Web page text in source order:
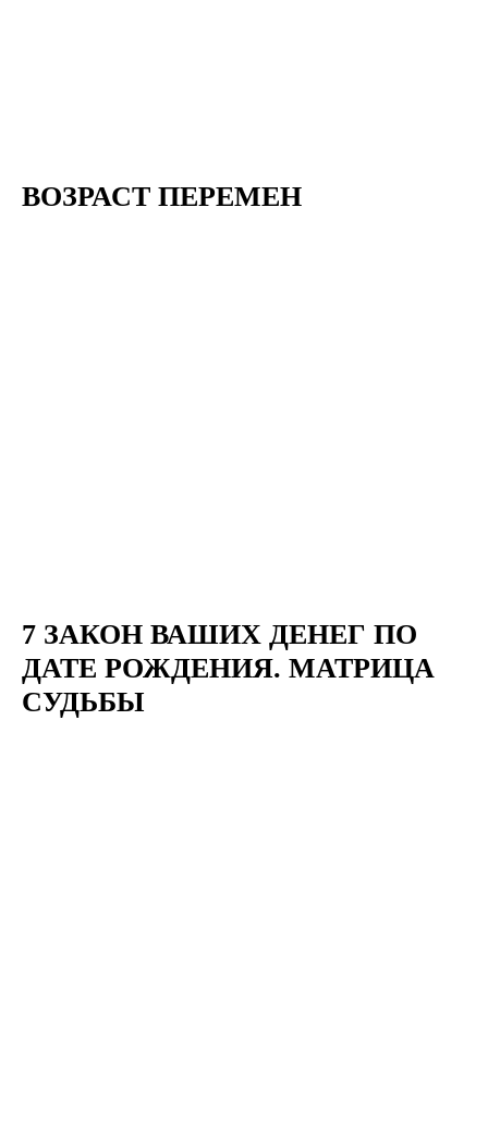
ВОЗРАСТ ПЕРЕМЕН
7 ЗАКОН ВАШИХ ДЕНЕГ ПО
ДАТЕ РОЖДЕНИЯ. МАТРИЦА
СУДЬБЫ